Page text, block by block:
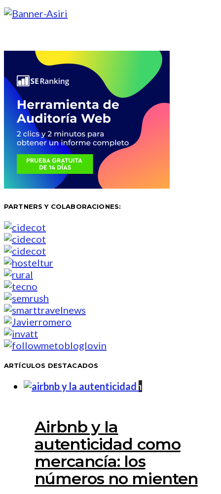
PARTNERS Y COLABORACIONES:
ARTÍCULOS DESTACADOS
1
Airbnb y la
autenticidad como
mercancía: los
números no mienten